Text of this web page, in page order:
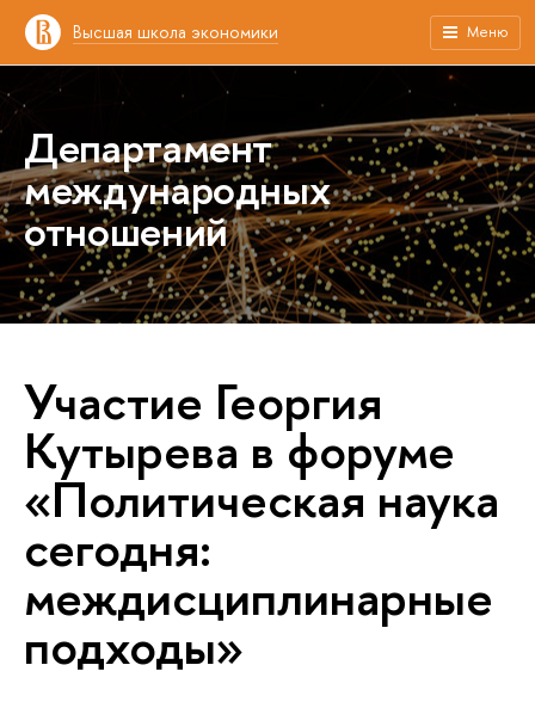
Высшая школа экономики Меню
Департамент
международных
отношений
Участие Георгия
Кутырева в форуме
«Политическая наука
сегодня:
междисциплинарные
подходы»